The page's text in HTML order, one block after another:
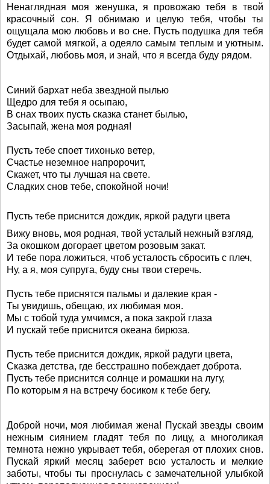
Ненаглядная моя женушка, я провожаю тебя в твой
красочный сон. Я обнимаю и целую тебя, чтобы ты
ощущала мою любовь и во сне. Пусть подушка для тебя
будет самой мягкой, а одеяло самым теплым и уютным.
Отдыхай, любовь моя, и знай, что я всегда буду рядом.
Синий бархат неба звездной пылью
Щедро для тебя я осыпаю,
В снах твоих пусть сказка станет былью,
Засыпай, жена моя родная!
Пусть тебе споет тихонько ветер,
Счастье неземное напророчит,
Скажет, что ты лучшая на свете.
Сладких снов тебе, спокойной ночи!
Пусть тебе приснится дождик, яркой радуги цвета
Вижу вновь, моя родная, твой усталый нежный взгляд,
За окошком догорает цветом розовым закат.
И тебе пора ложиться, чтоб усталость сбросить с плеч,
Ну, а я, моя супруга, буду сны твои стеречь.
Пусть тебе приснятся пальмы и далекие края -
Ты увидишь, обещаю, их любимая моя.
Мы с тобой туда умчимся, а пока закрой глаза
И пускай тебе приснится океана бирюза.
Пусть тебе приснится дождик, яркой радуги цвета,
Сказка детства, где бесстрашно побеждает доброта.
Пусть тебе приснится солнце и ромашки на лугу,
По которым я на встречу босиком к тебе бегу.
Доброй ночи, моя любимая жена! Пускай звезды своим
нежным сиянием гладят тебя по лицу, а многоликая
темнота нежно укрывает тебя, оберегая от плохих снов.
Пускай яркий месяц заберет всю усталость и мелкие
заботы, чтобы ты проснулась с замечательной улыбкой